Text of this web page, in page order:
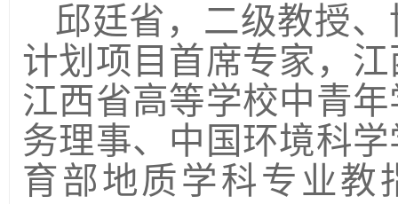
邱廷省，二级教授
计划项目首席专家，
江西省高等学校中青
务理事、中国环境科
育部地质学科专业教